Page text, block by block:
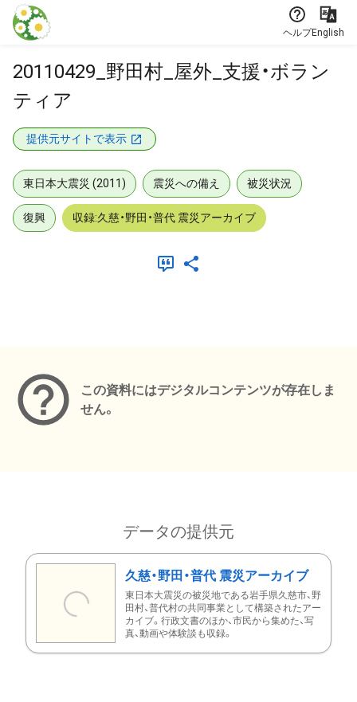
本文に飛ぶ
ヘルプEnglish
20110429_野田村_屋外_支援・ボラン
ティア
提供元サイトで表示
東日本大震災 (2011) 震災への備え 被災状況
復興 収録:久慈・野田・普代 震災アーカイブ
この資料にはデジタルコンテンツが存在しま
せん。
データの提供元
久慈・野田・普代 震災アーカイブ
東日本大震災の被災地である岩手県久慈市、野
田村、普代村の共同事業として構築されたアー
カイブ。行政文書のほか、市民から集めた、写
真、動画や体験談も収録。